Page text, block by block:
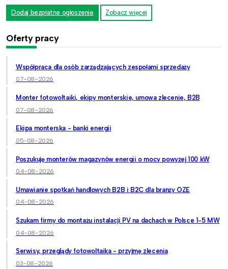
Dodaj bezpłatne ogłoszenie Zobacz więcej
Oferty pracy
Współpraca dla osób zarządzających zespołami sprzedaży
07-08-2026
Monter fotowoltaiki, ekipy monterskie, umowa zlecenie, B2B
07-08-2026
Ekipa monterska - banki energii
05-08-2026
Poszukuję monterów magazynów energii o mocy powyżej 100 kW
04-08-2026
Umawianie spotkań handlowych B2B i B2C dla branży OZE
04-08-2026
Szukam firmy do montażu instalacji PV na dachach w Polsce 1-5 MW
04-08-2026
Serwisy, przeglądy fotowoltaika - przyjmę zlecenia
03-08-2026